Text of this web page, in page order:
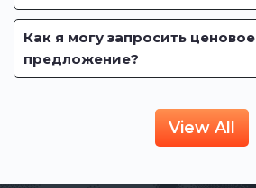
Как я могу запросить ценовое
предложение?
View All